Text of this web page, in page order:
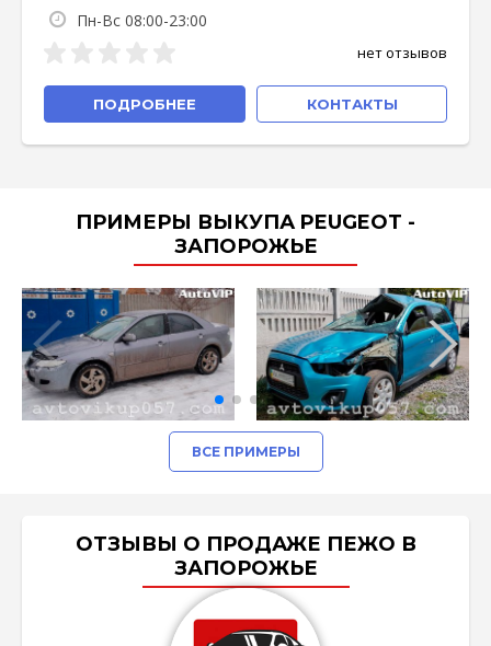
Пн-Вс 08:00-23:00
нет отзывов
ПОДРОБНЕЕ КОНТАКТЫ
ПРИМЕРЫ ВЫКУПА PEUGEOT -
ЗАПОРОЖЬЕ
ВСЕ ПРИМЕРЫ
ОТЗЫВЫ О ПРОДАЖЕ ПЕЖО В
ЗАПОРОЖЬЕ